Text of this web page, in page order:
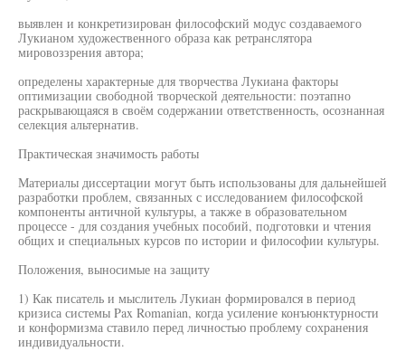
выявлен и конкретизирован философский модус создаваемого
Лукианом художественного образа как ретранслятора
мировоззрения автора;
определены характерные для творчества Лукиана факторы
оптимизации свободной творческой деятельности: поэтапно
раскрывающаяся в своём содержании ответственность, осознанная
селекция альтернатив.
Практическая значимость работы
Материалы диссертации могут быть использованы для дальнейшей
разработки проблем, связанных с исследованием философской
компоненты античной культуры, а также в образовательном
процессе - для создания учебных пособий, подготовки и чтения
общих и специальных курсов по истории и философии культуры.
Положения, выносимые на защиту
1) Как писатель и мыслитель Лукиан формировался в период
кризиса системы Pax Romanian, когда усиление конъюнктурности
и конформизма ставило перед личностью проблему сохранения
индивидуальности.